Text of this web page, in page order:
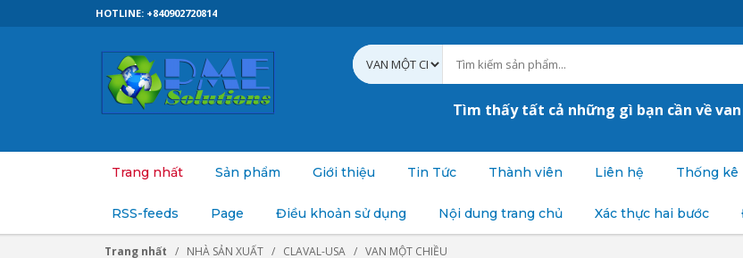
HOTLINE: +840902720814
Tìm thấy tất cả những gì bạn cần về
Trang nhất Sản phẩm Giới thiệu Tin Tức Thành viên Liên hệ Thống kê
RSS-feeds Page Điều khoản sử dụng Nội dung trang chủ Xác thực hai bước
Trang nhất NHÀ SẢN XUẤT CLAVAL-USA VAN MỘT CHIỀU